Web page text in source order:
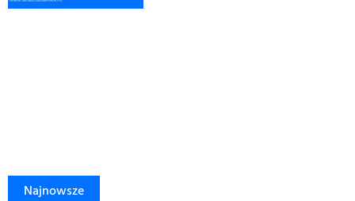
Najnowsze